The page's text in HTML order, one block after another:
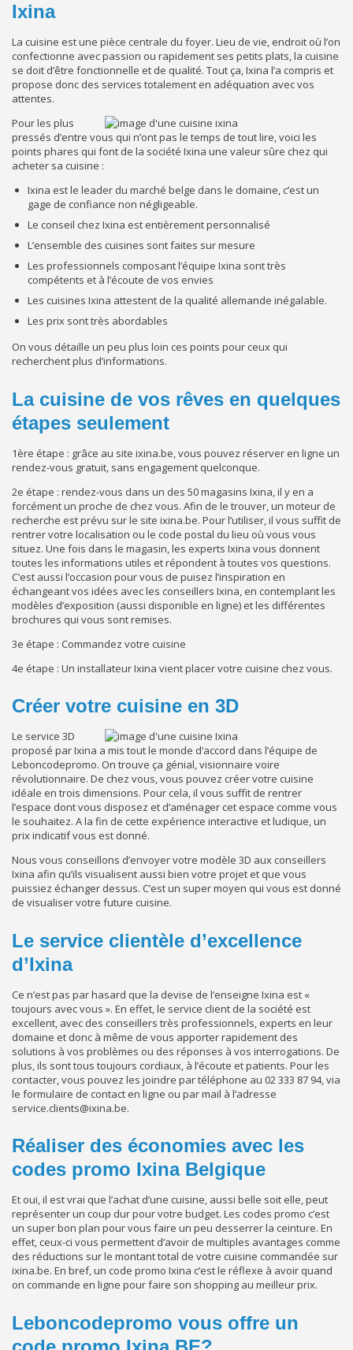
Ixina
La cuisine est une pièce centrale du foyer. Lieu de vie, endroit où l’on
confectionne avec passion ou rapidement ses petits plats, la cuisine
se doit d’être fonctionnelle et de qualité. Tout ça, Ixina l’a compris et
propose donc des services totalement en adéquation avec vos
attentes.
Pour les plus
pressés d’entre vous qui n’ont pas le temps de tout lire, voici les
points phares qui font de la société Ixina une valeur sûre chez qui
acheter sa cuisine :
Ixina est le leader du marché belge dans le domaine, c’est un
gage de confiance non négligeable.
Le conseil chez Ixina est entièrement personnalisé
L’ensemble des cuisines sont faites sur mesure
Les professionnels composant l’équipe Ixina sont très
compétents et à l’écoute de vos envies
Les cuisines Ixina attestent de la qualité allemande inégalable.
Les prix sont très abordables
On vous détaille un peu plus loin ces points pour ceux qui
recherchent plus d’informations.
La cuisine de vos rêves en quelques
étapes seulement
1ère étape : grâce au site ixina.be, vous pouvez réserver en ligne un
rendez-vous gratuit, sans engagement quelconque.
2e étape : rendez-vous dans un des 50 magasins Ixina, il y en a
forcément un proche de chez vous. Afin de le trouver, un moteur de
recherche est prévu sur le site ixina.be. Pour l’utiliser, il vous suffit de
rentrer votre localisation ou le code postal du lieu où vous vous
situez. Une fois dans le magasin, les experts Ixina vous donnent
toutes les informations utiles et répondent à toutes vos questions.
C’est aussi l’occasion pour vous de puisez l’inspiration en
échangeant vos idées avec les conseillers Ixina, en contemplant les
modèles d’exposition (aussi disponible en ligne) et les différentes
brochures qui vous sont remises.
3e étape : Commandez votre cuisine
4e étape : Un installateur Ixina vient placer votre cuisine chez vous.
Créer votre cuisine en 3D
Le service 3D
proposé par Ixina a mis tout le monde d’accord dans l’équipe de
Leboncodepromo. On trouve ça génial, visionnaire voire
révolutionnaire. De chez vous, vous pouvez créer votre cuisine
idéale en trois dimensions. Pour cela, il vous suffit de rentrer
l’espace dont vous disposez et d’aménager cet espace comme vous
le souhaitez. A la fin de cette expérience interactive et ludique, un
prix indicatif vous est donné.
Nous vous conseillons d’envoyer votre modèle 3D aux conseillers
Ixina afin qu’ils visualisent aussi bien votre projet et que vous
puissiez échanger dessus. C’est un super moyen qui vous est donné
de visualiser votre future cuisine.
Le service clientèle d’excellence
d’Ixina
Ce n’est pas par hasard que la devise de l’enseigne Ixina est «
toujours avec vous ». En effet, le service client de la société est
excellent, avec des conseillers très professionnels, experts en leur
domaine et donc à même de vous apporter rapidement des
solutions à vos problèmes ou des réponses à vos interrogations. De
plus, ils sont tous toujours cordiaux, à l’écoute et patients. Pour les
contacter, vous pouvez les joindre par téléphone au 02 333 87 94, via
le formulaire de contact en ligne ou par mail à l’adresse
service.clients@ixina.be.
Réaliser des économies avec les
codes promo Ixina Belgique
Et oui, il est vrai que l’achat d’une cuisine, aussi belle soit elle, peut
représenter un coup dur pour votre budget. Les codes promo c’est
un super bon plan pour vous faire un peu desserrer la ceinture. En
effet, ceux-ci vous permettent d’avoir de multiples avantages comme
des réductions sur le montant total de votre cuisine commandée sur
ixina.be. En bref, un code promo Ixina c’est le réflexe à avoir quand
on commande en ligne pour faire son shopping au meilleur prix.
Leboncodepromo vous offre un